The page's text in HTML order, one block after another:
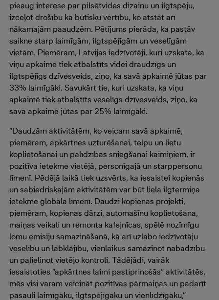
pieaug interese par pilsētvides dizainu un ilgtspēju,
izceļot drošību kā būtisku vērtību, ko atstāt arī
nākamajām paaudzēm. Pētījums pierāda, ka pastāv
saikne starp laimīgām, ilgtspējīgām un veselīgām
vietām. Piemēram, Latvijas iedzīvotāji, kuri uzskata, ka
viņu apkaimē tiek atbalstīts videi draudzīgs un
ilgtspējīgs dzīvesveids, ziņo, ka savā apkaimē jūtas par
33% laimīgāki. Savukārt tie, kuri uzskata, ka viņu
apkaimē tiek atbalstīts veselīgs dzīvesveids, ziņo, ka
savā apkaimē jūtas par 25% laimīgāki.
“Daudzām aktivitātēm, ko veicam savā apkaimē,
piemēram, apkārtnes uzturēšanai, telpu un lietu
koplietošanai un palīdzības sniegšanai kaimiņiem, ir
pozitīva ietekme vietējā, personīgajā un starppersonu
līmenī. Pēdējā laikā tiek uzsvērts, ka iesaistei kopienās
un sabiedriskajām aktivitātēm var būt liela ilgtermiņa
ietekme globālā līmenī. Daudzi kopienas projekti,
piemēram, kopienas dārzi, automašīnu koplietošana,
maiņas veikali un remonta kafejnīcas, spēlē nozīmīgu
lomu emisiju samazināšanā, kā arī uzlabo iedzīvotāju
veselību un labklājību, vienlaikus samazinot nabadzību
un palielinot vietējo kontroli. Tādējādi, vairāk
iesaistoties “apkārtnes laimi pastiprinošās” aktivitātēs,
mēs visi varam veicināt pozitīvas pārmaiņas un padarīt
pasauli laimīgāku, ilgtspējīgāku un vienlīdzīgāku,”